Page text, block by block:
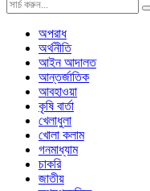
অপরাধ
অর্থনীতি
আইন আদালত
আন্তর্জাতিক
আবহাওয়া
কৃষি বার্তা
খেলাধুলা
খোলা কলাম
গনমাধ্যাম
চাকরি
জাতীয়